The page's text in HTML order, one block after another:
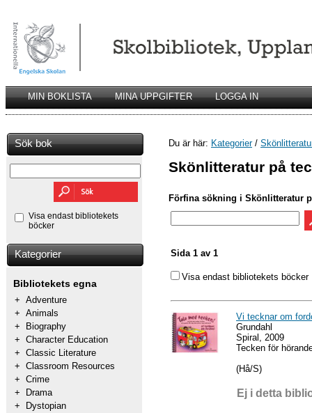
MIN BOKLISTA MINA UPPGIFTER LOGGA IN
Sök bok
Visa endast bibliotekets
böcker
Kategorier
Bibliotekets egna
+ Adventure
+ Animals
+
Biography
+ Character Education
+ Classic Literature
+ Classroom Resources
+ Crime
+
Drama
+
Dystopian
Du är här: Kategorier/
Skönlitteratur på
Förfina sökning i Skönlitteratur
Sida 1 av 1
Visa endast bibliotekets böcker
Vi tecknar om
Grundahl
Spiral, 2009
Tecken för
(Hå/S)
Ej i detta